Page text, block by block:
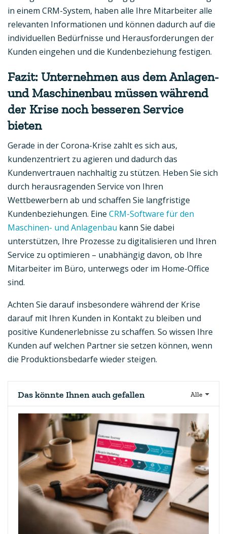
in einem CRM-System, haben alle Ihre Mitarbeiter alle
relevanten Informationen und können dadurch auf die
individuellen Bedürfnisse und Herausforderungen der
Kunden eingehen und die Kundenbeziehung festigen.
Fazit: Unternehmen aus dem Anlagen-
und Maschinenbau müssen während
der Krise noch besseren Service
bieten
Gerade in der Corona-Krise zahlt es sich aus,
kundenzentriert zu agieren und dadurch das
Kundenvertrauen nachhaltig zu stützen. Heben Sie sich
durch herausragenden Service von Ihren
Wettbewerbern ab und schaffen Sie langfristige
Kundenbeziehungen. Eine CRM-Software für den
Maschinen- und Anlagenbau kann Sie dabei
unterstützen, Ihre Prozesse zu digitalisieren und Ihren
Service zu optimieren – unabhängig davon, ob Ihre
Mitarbeiter im Büro, unterwegs oder im Home-Office
sind.
Achten Sie darauf insbesondere während der Krise
darauf mit Ihren Kunden in Kontakt zu bleiben und
positive Kundenerlebnisse zu schaffen. So wissen Ihre
Kunden auf welchen Partner sie setzen können, wenn
die Produktionsbedarfe wieder steigen.
Alle
Das könnte Ihnen auch gefallen